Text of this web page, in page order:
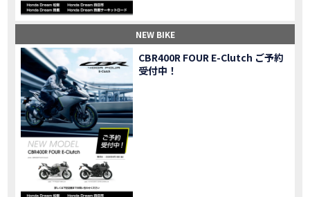
MOVIE 【中級レベル】スクーター乗りの女性ライダーがライティングスクールに潜入【HMS】Honda 400X
MOVIE 【鈴鹿サーキット】ホンダモーターサイクリストスクールを体験してきました【バイク女子】
CAMPAIGN 【買取強化中】乗らないバイクはHonda Dreamへ！
MOVIE 【祝】Honda CL500納車「かなえさんバイク売れました！」連絡があり行ってきました
MOVIE 【シンガーソングライター茉ひるさんご来店】ホンダドリーム四日市
MOVIE 【ホンダドリーム鈴鹿サーキットロード】オープン当日イベントレポ！
MOVIE 【鈴鹿サーキットに近い！】ホンダドリーム鈴鹿サーキットロードOPEN！ #茉ひる
MOVIE CL500売却！X-ADVオーナーの素直な理由。〇〇で納得の買取してもらいました|Honda X-ADV
MOVIE 【梅本まどかさんコラボ】CIVIC TYPE R♪スタッフオススメの鈴鹿ドライブへ！【後編】
MOVIE 憧れの大型バイク試乗！4輪走行は驚きの…【Honda GoldWing AfricaTwin】試乗会in鈴鹿ツインサーキット
【鈴鹿ツインサーキット】バイク＆クルマ夢のコラボイベント！「HCM２＆４サーキットフェス」レポ
NEW BIKE
CBR400R FOUR E-Clutch ご予約
受付中！